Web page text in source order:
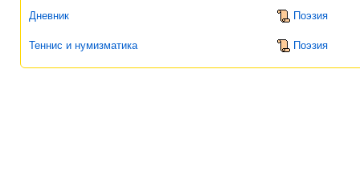
Дневник Поэзия
Теннис и нумизматика Поэзия